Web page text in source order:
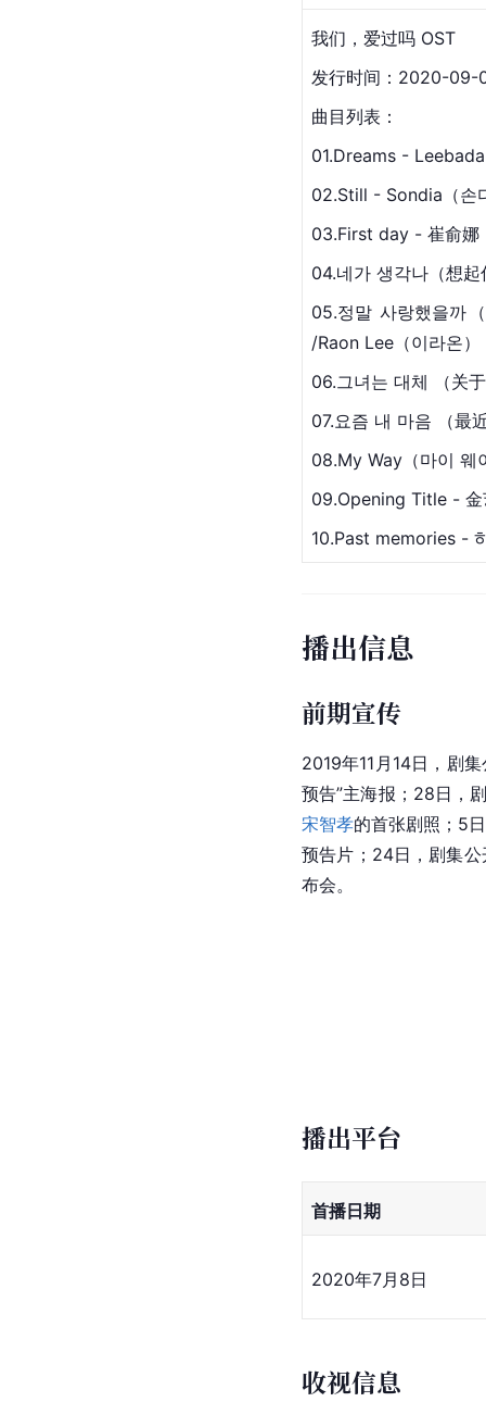
我们，爱过吗 OST
发行时间：2020-09-
曲目列表：
01.Dreams -
02.Still - Sondia（손
03.First day - 崔俞娜
04.네가 생각나（想
05.정말 사랑했을까
/Raon Lee（이라온）
06.그녀는 대체 （关
07.요즘 내 마음 （最
08.My Way（마이
09.Opening Title - 金
10.Past memories -
播出信息
前期宣传
2019年11月14日，剧
预告”主海报；28日，
宋智孝的首张剧照；5
预告片；24日，剧集公
布会。
播出平台
首播日期
2020年7月8日
收视信息